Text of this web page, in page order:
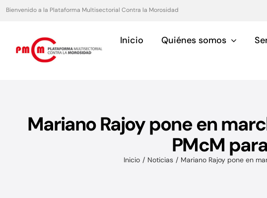
Bienvenido a la Plataforma Multisectorial Contra la Morosidad
Inicio Quiénes somos
Servicios para asociaciones.
Mariano Rajoy pone en
PMcM
Inicio Noticias Mariano Rajoy pone en